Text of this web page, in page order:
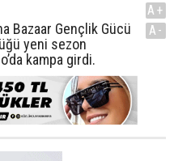
Bazaar Gençlik Gücü
yeni sezon
kampa girdi.
A+
A-